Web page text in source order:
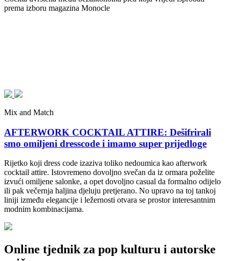
prema izboru magazina Monocle
Mix and Match
AFTERWORK COCKTAIL ATTIRE: Dešifrirali
smo omiljeni dresscode i imamo super prijedloge
Rijetko koji dress code izaziva toliko nedoumica kao afterwork
cocktail attire. Istovremeno dovoljno svečan da iz ormara poželite
izvući omiljene salonke, a opet dovoljno casual da formalno odijelo
ili pak večernja haljina djeluju pretjerano. No upravo na toj tankoj
liniji između elegancije i ležernosti otvara se prostor interesantnim
modnim kombinacijama.
Online tjednik za pop kulturu i autorske